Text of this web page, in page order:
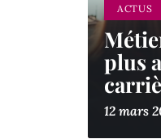
ACTUS
plus
12 mars